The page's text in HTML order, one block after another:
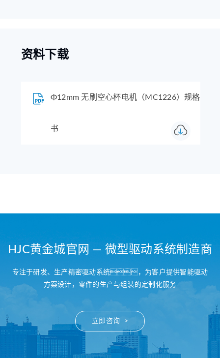
资料下载
Φ12mm 无刷空心杯电机（MC1226）规格
书
HJC黄金城官网 — 微型驱动系统制造商
专注于研发、生产精密驱动系统，为客户提供智能驱动
方案设计，零件的生产与组装的定制化服务
立即咨询 >